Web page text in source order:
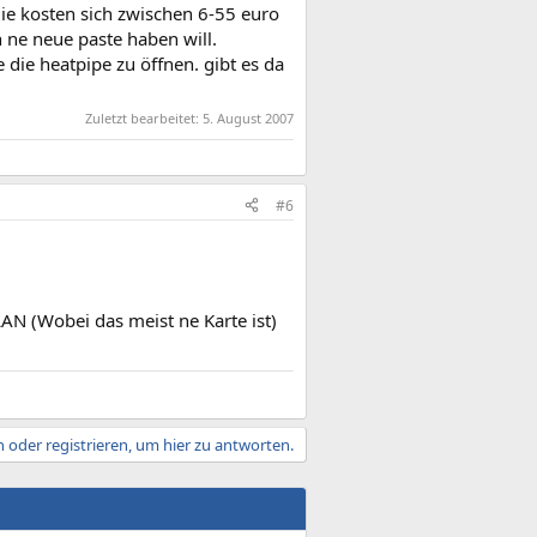
kosten sich zwischen 6-55 euro
neue paste haben will.
heatpipe zu öffnen. gibt es da
Zuletzt bearbeitet: 5. August 2007
#6
(Wobei das meist ne Karte ist)
oder registrieren, um hier zu antworten.